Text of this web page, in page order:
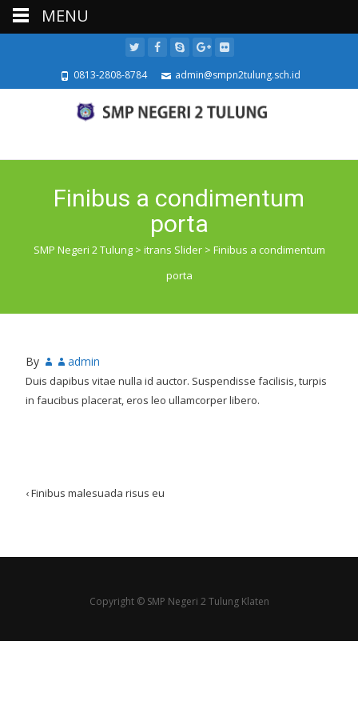
0813-2808-8784 admin@smpn2tulung.sch.id
Finibus a condimentum
porta
SMP Negeri 2 Tulung> itrans Slider> Finibus a condimentum
porta
By admin
Duis dapibus vitae nulla id auctor. Suspendisse facilisis, turpis
in faucibus placerat, eros leo ullamcorper libero.
Post
‹Finibus malesuada risus eu
Copyright © SMP Negeri 2 Tulung Klaten
MENU